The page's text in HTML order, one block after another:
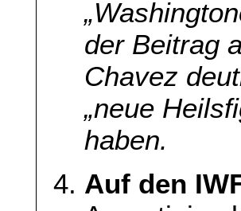
der Beitrag
Chavez
„neue
haben.
Auf den